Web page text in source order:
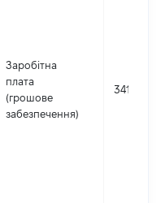
Заробітна
плата
(грошове
забезпечення)
341081